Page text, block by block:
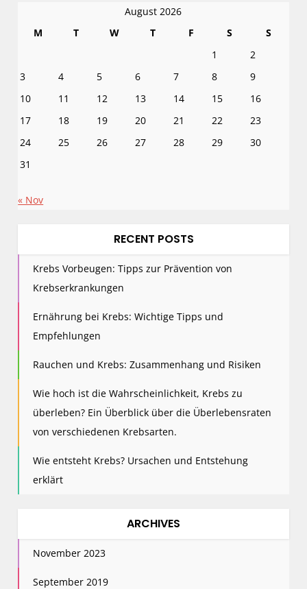
g
a
t
o
n
August 2026
M
T W T F S
S
1
2
3
4 5 6 7 8
9
10
11 12 13 14 15
16
17
18 19 20 21 22
23
24
25 26 27 28 29
30
31
« Nov
RECENT POSTS
Krebs Vorbeugen: Tipps zur Prävention von
Krebserkrankungen
Ernährung bei Krebs: Wichtige Tipps und
Empfehlungen
Rauchen und Krebs: Zusammenhang und Risiken
Wie hoch ist die Wahrscheinlichkeit, Krebs zu
überleben? Ein Überblick über die Überlebensraten
von verschiedenen Krebsarten.
Wie entsteht Krebs? Ursachen und Entstehung
erklärt
ARCHIVES
November 2023
September 2019